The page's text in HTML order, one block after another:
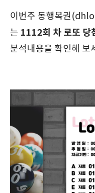
이번주 동행복권
는 1112회 차 로또 당
분석내용을 확인해 보